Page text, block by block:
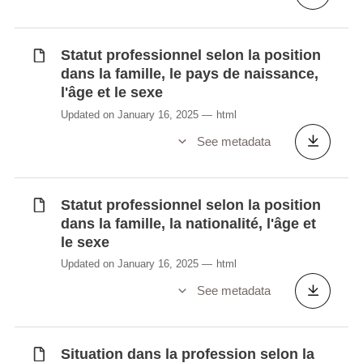
l’âge
Position dans le ménage selon le sexe et
l’âge
Situation dans la profession selon la
position dans la famille, la nationalité, l'âge
Situation dans la profession selon la
position dans la famille, le pays de
naissance, l'âge et le sexe
Situation dans la profession selon la
position dans le ménage, la nationalité,
position dans le ménage, le pays de
naissance, l'âge et le sexe
Statut professionnel selon la position
dans la famille, le pays de naissance,
l'âge et le sexe
Updated on January 16, 2025 html
See metadata
Statut professionnel selon la position
dans la famille, la nationalité, l'âge et
le sexe
Updated on January 16, 2025 html
See metadata
Situation dans la profession selon la